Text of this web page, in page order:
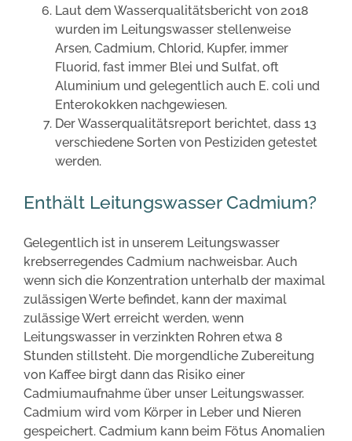
Laut dem Wasserqualitätsbericht von 2018
wurden im Leitungswasser stellenweise
Arsen, Cadmium, Chlorid, Kupfer, immer
Fluorid, fast immer Blei und Sulfat, oft
Aluminium und gelegentlich auch E. coli und
Enterokokken nachgewiesen.
Der Wasserqualitätsreport berichtet, dass 13
verschiedene Sorten von Pestiziden getestet
werden.
Enthält Leitungswasser Cadmium?
Gelegentlich ist in unserem Leitungswasser
krebserregendes Cadmium nachweisbar. Auch
wenn sich die Konzentration unterhalb der maximal
zulässigen Werte befindet, kann der maximal
zulässige Wert erreicht werden, wenn
Leitungswasser in verzinkten Rohren etwa 8
Stunden stillsteht. Die morgendliche Zubereitung
von Kaffee birgt dann das Risiko einer
Cadmiumaufnahme über unser Leitungswasser.
Cadmium wird vom Körper in Leber und Nieren
gespeichert. Cadmium kann beim Fötus Anomalien